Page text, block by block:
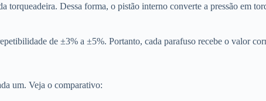
torqueadeira. Dessa forma, o pistão interno converte a pressão em
de ±3% a ±5%. Portanto, cada parafuso recebe o valor
um. Veja o comparativo: